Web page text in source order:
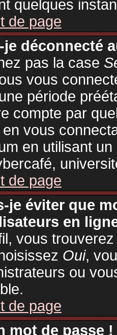
quelques
de page
déconnecté
pas la case
vous
période
compte par
vous
en utilisant
de page
je éviter que
en
vous
Oui,
ou
de page
mot de passe !